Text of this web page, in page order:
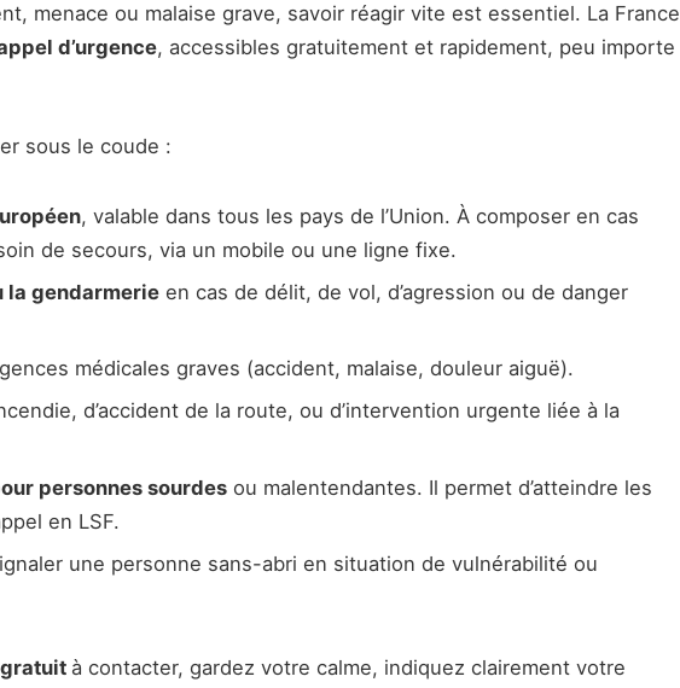
menace ou malaise grave, savoir réagir vite est essentiel. La France
d’urgence, accessibles gratuitement et rapidement, peu importe
sous le coude :
, valable dans tous les pays de l’Union. À composer en cas
de secours, via un mobile ou une ligne fixe.
la gendarmerie en cas de délit, de vol, d’agression ou de danger
médicales graves (accident, malaise, douleur aiguë).
d’accident de la route, ou d’intervention urgente liée à la
personnes sourdes ou malentendantes. Il permet d’atteindre les
en LSF.
une personne sans-abri en situation de vulnérabilité ou
gratuit à contacter, gardez votre calme, indiquez clairement votre